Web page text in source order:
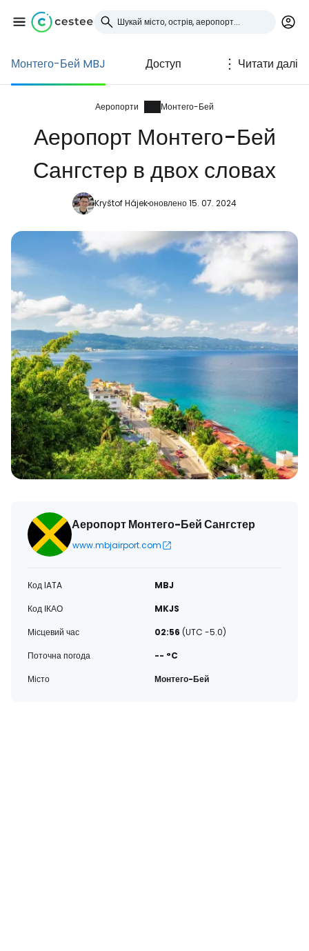
Монтего-Бей MBJ Доступ Читати далі
Аеропорти Монтего-Бей
Аеропорт Монтего-Бей
Сангстер в двох словах
Kryštof Hájekоновлено 15. 07. 2024
Аеропорт Монтего-Бей Сангстер
www.mbjairport.com
Код IATA
MBJ
Код ІКАО
MKJS
Місцевий час
02:56 (UTC -5.0)
Поточна погода
-- °C
Місто
Монтего-Бей
Увійдіть до Cestee
... світова туристична спільнота
Продовжуйте з Google
Продовжуйте у Facebook
Продовжити з email